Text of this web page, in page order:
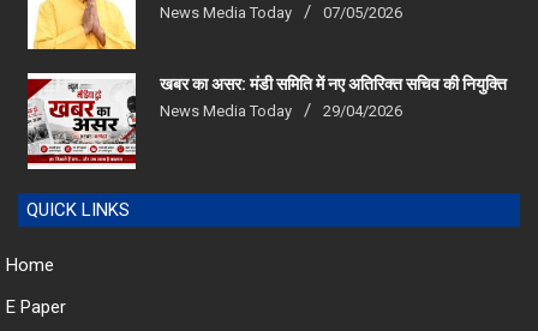
News Media Today 29/04/2026
E Paper
Advocate Vipul Sharma Bagra